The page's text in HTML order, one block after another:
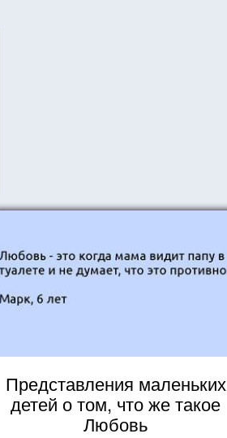
Представления маленьких
детей о том, что же такое
Любовь